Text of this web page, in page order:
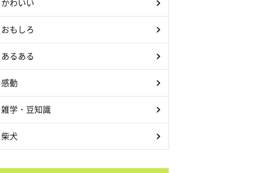
かわいい
おもしろ
あるある
感動
雑学・豆知識
柴犬